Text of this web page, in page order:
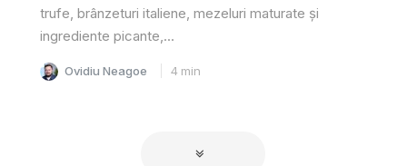
trufe, brânzeturi italiene, mezeluri maturate și
ingrediente picante,...
Ovidiu Neagoe 4 min